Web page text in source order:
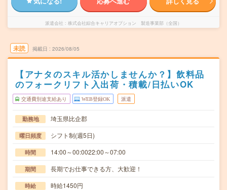
派遣会社 株式会社綜合キャリアオプション 製造事業部（全国）
未読 掲載日 2026/08/05
【アナタのスキル活かしませんか？】飲料品
のフォークリフト入出荷・積載/日払いOK
交通費別途支給あり WEB登録OK 派遣
勤務地 埼玉県比企郡
曜日頻度 シフト制(週5日)
時間 14:00～00:0022:00～07:00
期間 長期でお仕事できる方、大歓迎！
時給 時給1450円